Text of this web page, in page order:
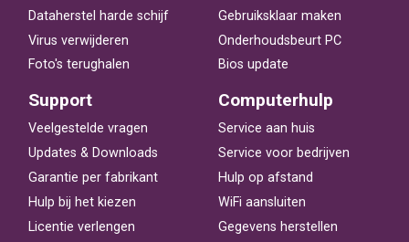
Dataherstel harde schijf
Virus verwijderen
Foto's terughalen
Gebruiksklaar maken
Onderhoudsbeurt PC
Bios update
Support
Veelgestelde vragen
Updates & Downloads
Garantie per fabrikant
Hulp bij het kiezen
Licentie verlengen
Computerhulp
Service aan huis
Service voor bedrijven
Hulp op afstand
WiFi aansluiten
Gegevens herstellen